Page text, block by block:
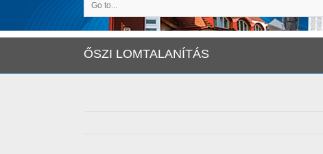
Go to...
ŐSZI LOMTALANÍTÁS